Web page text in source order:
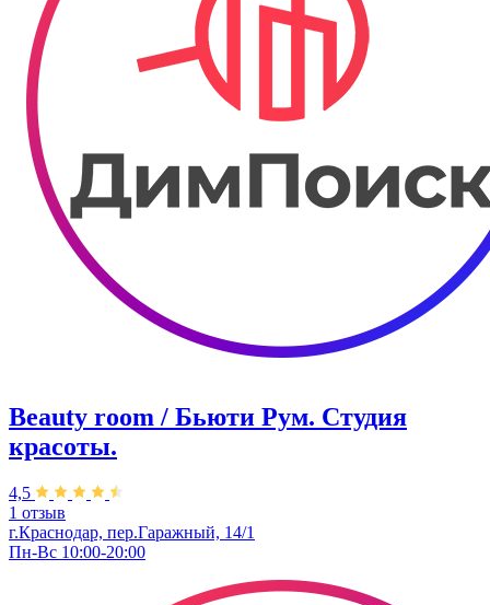
Beauty room / Бьюти Рум. Студия
красоты.
4,5
1 отзыв
г.Краснодар, пер.Гаражный, 14/1
Пн-Вс 10:00-20:00